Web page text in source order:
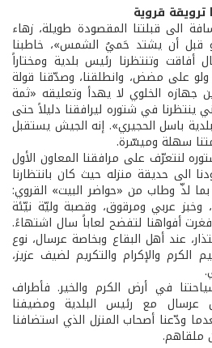
قروية
الى قبلتنا المقصودة طويلة، زهاء
قبل أن يشتد حَميُ الشمس»، خاطبنا
وتنتظرنا رئيس بلدية ومختاراً
ولو على مضض، وانطلقنا، وصدّقنا قولة
جهازه الخلوي لا يهدأ وتعليقه «ثمة
ينتظرنا في شتوره ليرافقنا دليلاً حتى
باسل الحجيري». إنه الجيش يستقبل
سهلة وميسّرة.
لنتعرّف على مرافقنا المعاون الأول
الى حديقة منزله حيث كان بانتظارنا
لذّ وطاب من «حواضر البيت» القروي:
وخبز عربي ومرقوق، وقصبة وليّة نيّئة
أفواهنا لتفضح لعاباً سال اشتهاءً.
عند أهل البقاع وبخاصة عرسال، نوع
الكرم والإكرام والتكريم لضيف عزيز،
في أرض الكرم والخير. فأطراف
عرسال مع رئيس البلدية ومضيفنا
ودّعنا أصحاب المنزل الذي استضافنا
ملقاهم.